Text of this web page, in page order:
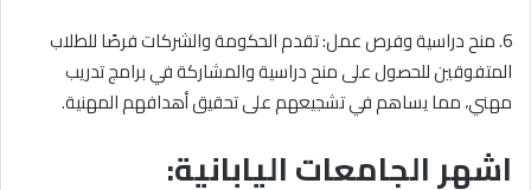
6. منح دراسية وفرص عمل: تقدم الحكومة والشركات فرصًا للطلاب
المتفوقين للحصول على منح دراسية والمشاركة في برامج تدريب
مهني، مما يساهم في تشجيعهم على تحقيق أهدافهم المهنية.
اشهر الجامعات اليابانية: